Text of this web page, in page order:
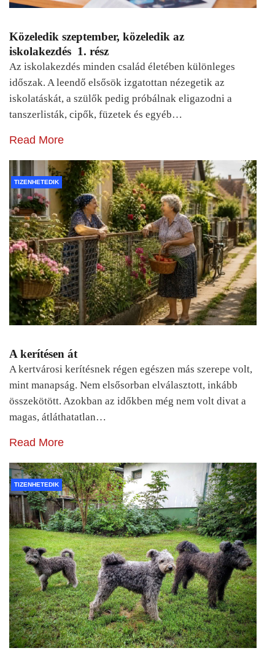
Közeledik szeptember, közeledik az
iskolakezdés 1. rész
Az iskolakezdés minden család életében különleges
időszak. A leendő elsősök izgatottan nézegetik az
iskolatáskát, a szülők pedig próbálnak eligazodni a
tanszerlisták, cipők, füzetek és egyéb…
Read More
TIZENHETEDIK
A kerítésen át
A kertvárosi kerítésnek régen egészen más szerepe volt,
mint manapság. Nem elsősorban elválasztott, inkább
összekötött. Azokban az időkben még nem volt divat a
magas, átláthatatlan…
Read More
TIZENHETEDIK